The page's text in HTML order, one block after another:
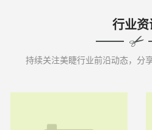
行业资
持续关注美睫行业前沿动态，分